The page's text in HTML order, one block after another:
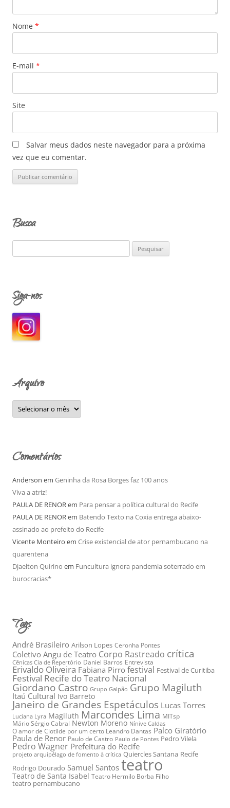
Nome *
E-mail *
Site
Salvar meus dados neste navegador para a próxima
vez que eu comentar.
Busca
e
u
s
a
r
Siga-nos
Arquivo
A
q
Comentários
Anderson em Geninha da Rosa Borges faz 100 anos
Viva a atriz!
PAULA DE RENORem Para pensar a política cultural do Recife
PAULA DE RENORem Batendo Texto na Coxia entrega abaixo-
assinado ao prefeito do Recife
Vicente Monteiro em Crise existencial de ator pernambucano na
quarentena
Djaelton Quirino em Funcultura ignora pandemia soterrado em
burocracias*
Tags
André Brasileiro Arilson Lopes Ceronha Pontes
Coletivo Angu de Teatro Corpo Rastreado crítica
Cênicas Cia de Repertório Daniel Barros Entrevista
Erivaldo Oliveira Fabiana Pirro festival Festival de Curitiba
Festival Recife do Teatro Nacional
Giordano Castro Grupo Galpão Grupo Magiluth
Itaú Cultural Ivo Barreto
Janeiro de Grandes Espetáculos Lucas Torres
Luciana Lyra Magiluth Marcondes Lima MITsp
Mário Sérgio Cabral Newton Moreno Nínive Caldas
O amor de Clotilde por um certo Leandro Dantas Palco Giratório
Paula de Renor Paulo de Castro Paulo de Pontes Pedro Vilela
Pedro Wagner Prefeitura do Recife
projeto arquipélago de fomento à crítica Quiercles Santana Recife
Rodrigo Dourado Samuel Santos teatro
Teatro de Santa Isabel Teatro Hermilo Borba Filho
teatro pernambucano